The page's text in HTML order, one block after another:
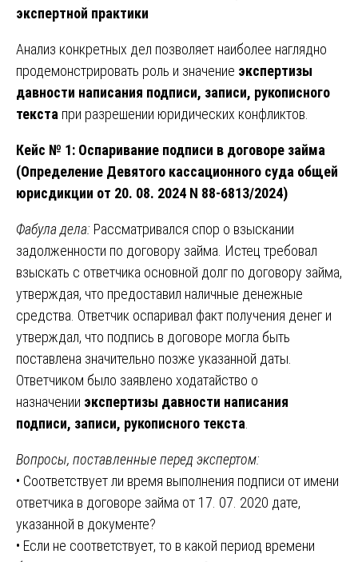
экспертной практики
Анализ конкретных дел позволяет наиболее наглядно
продемонстрировать роль и значение экспертизы
давности написания подписи, записи, рукописного
текста при разрешении юридических конфликтов.
Кейс № 1: Оспаривание подписи в договоре займа
(Определение Девятого кассационного суда общей
юрисдикции от 20. 08. 2024 N 88-6813/2024)
Фабула дела: Рассматривался спор о взыскании
задолженности по договору займа. Истец требовал
взыскать с ответчика основной долг по договору займа,
утверждая, что предоставил наличные денежные
средства. Ответчик оспаривал факт получения денег и
утверждал, что подпись в договоре могла быть
поставлена значительно позже указанной даты.
Ответчиком было заявлено ходатайство о
назначении экспертизы давности написания
подписи, записи, рукописного текста
Вопросы, поставленные перед экспертом:
• Соответствует ли время выполнения подписи от имени
ответчика в договоре займа от 17. 07. 2020 дате,
указанной в документе?
• Если не соответствует, то в какой период времени